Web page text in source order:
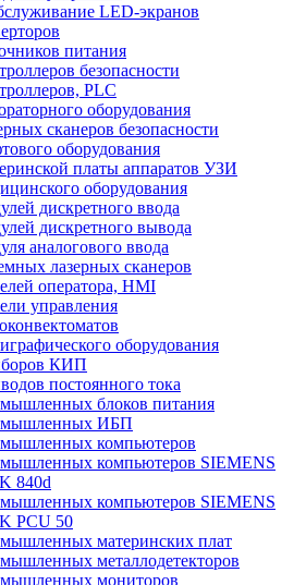
LED-экранов
питания
безопасности
PLC
оборудования
сканеров безопасности
оборудования
платы аппаратов УЗИ
оборудования
дискретного ввода
дискретного вывода
аналогового ввода
лазерных сканеров
оператора, HMI
управления
оборудования
КИП
постоянного тока
блоков питания
ИБП
компьютеров
компьютеров SIEMENS
840d
компьютеров SIEMENS
PCU 50
материнских плат
металлодетекторов
мониторов